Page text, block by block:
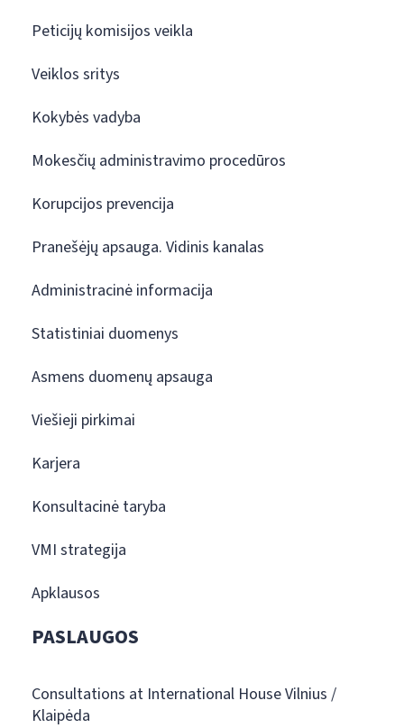
Peticijų komisijos veikla
Veiklos sritys
Kokybės vadyba
Mokesčių administravimo procedūros
Korupcijos prevencija
Pranešėjų apsauga. Vidinis kanalas
Administracinė informacija
Statistiniai duomenys
Asmens duomenų apsauga
Viešieji pirkimai
Karjera
Konsultacinė taryba
VMI strategija
Apklausos
PASLAUGOS
Consultations at International House Vilnius /
Klaipėda